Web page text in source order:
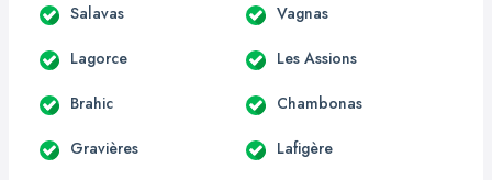
Salavas Vagnas
Lagorce Les Assions
Brahic Chambonas
Gravières Lafigère